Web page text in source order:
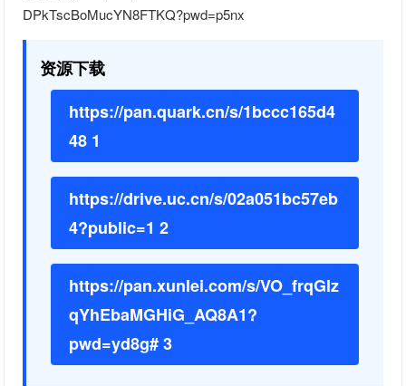
DPkTscBoMucYN8FTKQ?pwd=p5nx
资源下载
https://pan.quark.cn/s/1bccc165d4
48 1
https://drive.uc.cn/s/02a051bc57eb
4?public=1 2
https://pan.xunlei.com/s/VO_frqGlz
qYhEbaMGHiG_AQ8A1?
pwd=yd8g# 3